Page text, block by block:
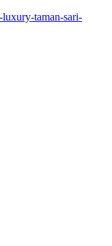
taman-sari-